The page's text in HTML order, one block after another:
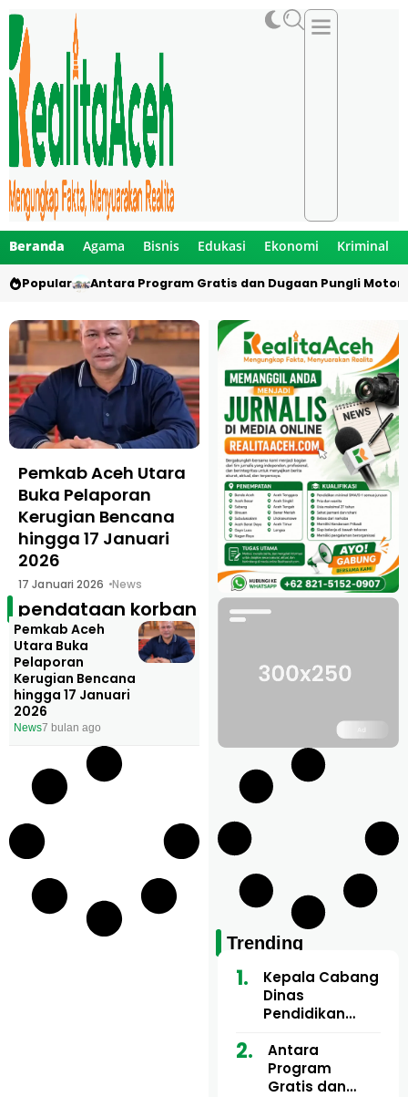
Beranda Agama Bisnis Edukasi Ekonomi Kriminal
Popular Antara Program Gratis dan Dugaan Pungli Motor
Pemkab Aceh Utara
Buka Pelaporan
Kerugian Bencana
hingga 17 Januari
2026
17 Januari 2026 News
pendataan korban
Pemkab Aceh
Utara Buka
Pelaporan
Kerugian Bencana
hingga 17 Januari
2026
News7 bulan ago
Trending
Kepala Cabang
Dinas
Pendidikan
Utara Buka
Pelatihan Deep
Learning serta
Antara
Program
Gratis dan